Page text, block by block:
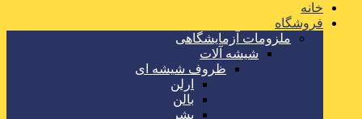
خانه
فروشگاه
ملزومات آزمایشگاهی
شیشه آلات
ظروف شیشه ای
ارلن
بالن
بشر